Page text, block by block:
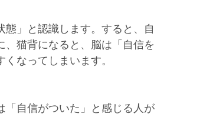
」と認識します。すると、自
猫背になると、脳は「自信を
なってしまいます。
自信がついた」と感じる人が